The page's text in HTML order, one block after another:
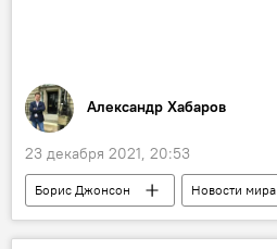
Александр Хабаров
23 декабря 2021, 20:53
Борис Джонсон
Новости мира
Великобритания
Колумнисты